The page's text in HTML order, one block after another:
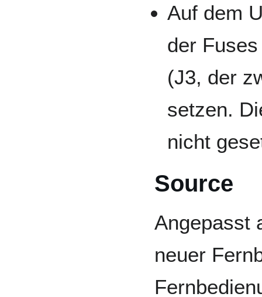
Auf dem
der
(J3, der
setzen.
nicht
Source
Angepasst
neuer